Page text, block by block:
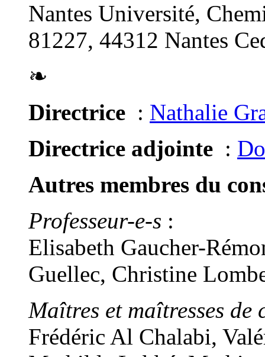
Nantes Université,
81227, 44312 Nantes
❧
Directrice : Nathalie
Directrice adjointe :
Autres membres du
Professeur-e-s :
Elisabeth Gaucher-
Guellec, Christine
Maîtres et maîtresses de
Frédéric Al Chalabi,